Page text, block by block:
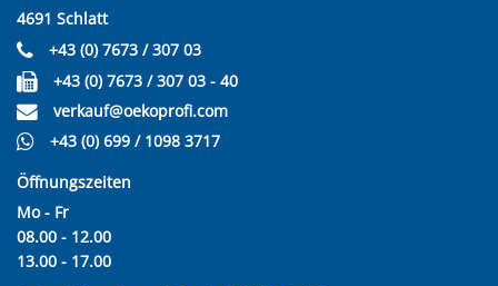
4691 Schlatt
+43 (0) 7673 / 307 03
+43 (0) 7673 / 307 03 - 40
verkauf@oekoprofi.com
+43 (0) 699 / 1098 3717
Öffnungszeiten
Mo - Fr
08.00 - 12.00
13.00 - 17.00